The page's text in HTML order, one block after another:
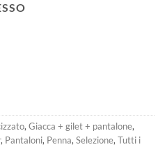
, Giacca + gilet + pantalone,
, Pantaloni, Penna, Selezione, Tutti i